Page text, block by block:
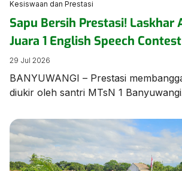
Kesiswaan dan Prestasi
Sapu Bersih Prestasi! Laskhar
Juara 1 English Speech
Banyuwangi
29 Jul 2026
BANYUWANGI – Prestasi
diukir oleh santri MTsN 1
sebagai Juara 1 dalam ajang
Contest yang diselenggarakan oleh
Banyuwangi pada Rabu (28/7/2026)
Banyuwangi. Kemenangan manis ini